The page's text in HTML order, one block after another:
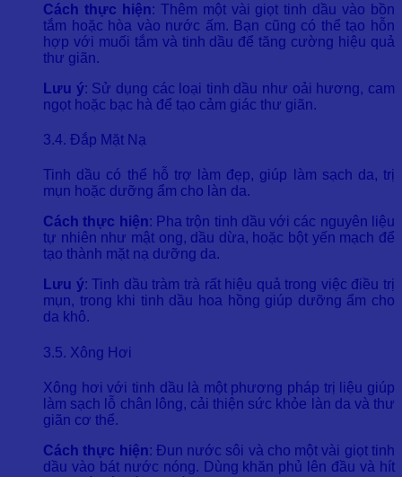
Cách thực hiện: Thêm một vài giọt tinh dầu vào bồn
tắm hoặc hòa vào nước ấm. Bạn cũng có thể tạo hỗn
hợp với muối tắm và tinh dầu để tăng cường hiệu quả
thư giãn.
Lưu ý: Sử dụng các loại tinh dầu như oải hương, cam
ngọt hoặc bạc hà để tạo cảm giác thư giãn.
3.4. Đắp Mặt Nạ
Tinh dầu có thể hỗ trợ làm đẹp, giúp làm sạch da, trị
mụn hoặc dưỡng ẩm cho làn da.
Cách thực hiện: Pha trộn tinh dầu với các nguyên liệu
tự nhiên như mật ong, dầu dừa, hoặc bột yến mạch để
tạo thành mặt nạ dưỡng da.
Lưu ý: Tinh dầu tràm trà rất hiệu quả trong việc điều trị
mụn, trong khi tinh dầu hoa hồng giúp dưỡng ẩm cho
da khô.
3.5. Xông Hơi
Xông hơi với tinh dầu là một phương pháp trị liệu giúp
làm sạch lỗ chân lông, cải thiện sức khỏe làn da và thư
giãn cơ thể.
Cách thực hiện: Đun nước sôi và cho một vài giọt tinh
dầu vào bát nước nóng. Dùng khăn phủ lên đầu và hít